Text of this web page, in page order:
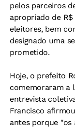
pelos parceiros
apropriado de
eleitores, bem
designado uma
prometido.
Hoje, o prefeito
comemoraram a
entrevista
Francisco
antes porque "os